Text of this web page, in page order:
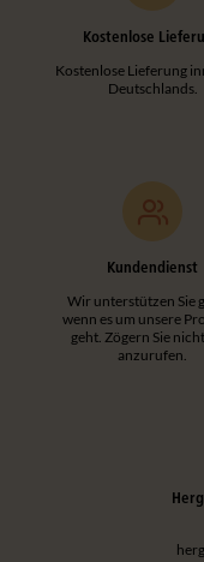
Kostenlose
Kostenlose Lieferung
Deutschlands.
Kundendienst
Wir unterstützen Sie
wenn es um unsere
geht. Zögern Sie
anzurufen.